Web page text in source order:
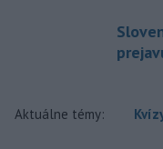
Aktuálne témy: